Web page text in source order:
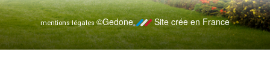
mentions légales ©Gedone Site crée en France